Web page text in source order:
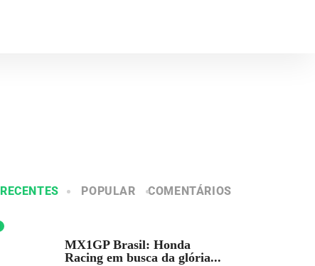
RECENTES POPULAR COMENTÁRIOS
MX1GP Brasil: Honda
Racing em busca da glória...